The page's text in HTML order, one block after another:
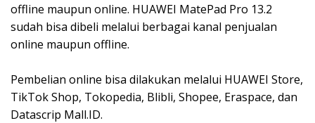
offline maupun online. HUAWEI MatePad Pro 13.2
sudah bisa dibeli melalui berbagai kanal penjualan
online maupun offline.
Pembelian online bisa dilakukan melalui HUAWEI Store,
TikTok Shop, Tokopedia, Blibli, Shopee, Eraspace, dan
Datascrip Mall.ID.